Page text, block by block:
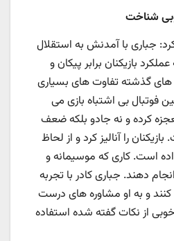
شناخت
جباری با آمدنش به استقلال
بازیکنان برابر پیکان و
های گذشته تفاوت های بسیاری
فوتبال بی اشتباه بازی می
کرده و نه جادو بلکه ضعف
را آنالیز کرد و از لحاظ
است. کاری که موسیمانه و
دهند. جباری کادر با تجربه
و به او مشاوره های درست
از نکات گفته شده استفاده